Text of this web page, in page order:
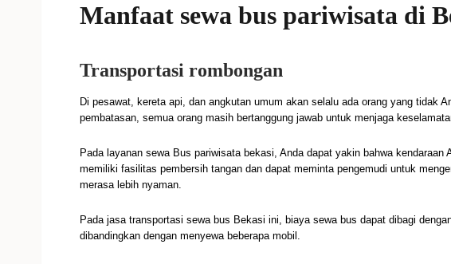
Manfaat sewa bus pariwisata di
Transportasi rombongan
Di pesawat, kereta api, dan angkutan umum akan selalu ada orang yang tidak
pembatasan, semua orang masih bertanggung jawab untuk menjaga
Pada layanan sewa Bus pariwisata bekasi, Anda dapat yakin bahwa kendaraan
memiliki fasilitas pembersih tangan dan dapat meminta pengemudi untuk
merasa lebih nyaman.
Pada jasa transportasi sewa bus Bekasi ini, biaya sewa bus dapat dibagi
dibandingkan dengan menyewa beberapa mobil.